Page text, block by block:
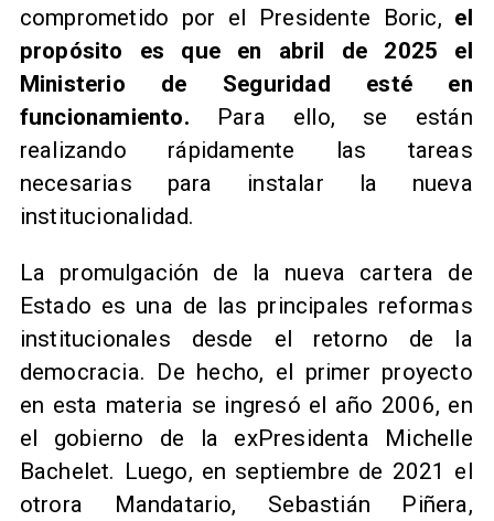
comprometido por el Presidente Boric, el
propósito es que en abril de 2025 el
Ministerio de Seguridad esté en
funcionamiento. Para ello, se están
realizando rápidamente las tareas
necesarias para instalar la nueva
institucionalidad.
La promulgación de la nueva cartera de
Estado es una de las principales reformas
institucionales desde el retorno de la
democracia. De hecho, el primer proyecto
en esta materia se ingresó el año 2006, en
el gobierno de la exPresidenta Michelle
Bachelet. Luego, en septiembre de 2021 el
otrora Mandatario, Sebastián Piñera,